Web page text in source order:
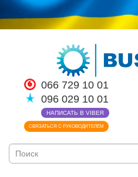
066 729 10 01
096 029 10 01
НАПИСАТЬ В VIBER
СВЯЗАТЬСЯ С РУКОВОДИТЕЛЕМ